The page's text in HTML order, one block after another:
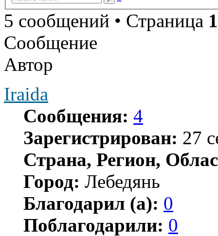
5 сообщений • Страница 1
Сообщение
Автор
Iraida
Сообщения: 4
Зарегистрирован: 27
Страна, Регион,
Город: Лебедянь
Благодарил (а): 0
Поблагодарили: 0